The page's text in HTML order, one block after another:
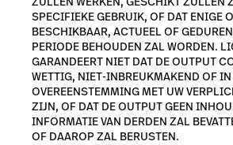
SPECIFIEKE GEBRUIK, OF DAT ENIGE
BESCHIKBAAR, ACTUEEL OF
PERIODE BEHOUDEN ZAL WORDEN.
GARANDEERT NIET DAT DE OUTPUT
WETTIG, NIET-INBREUKMAKEND OF IN
OVEREENSTEMMING MET UW
ZIJN, OF DAT DE OUTPUT GEEN
INFORMATIE VAN DERDEN ZAL
OF DAAROP ZAL BERUSTEN.